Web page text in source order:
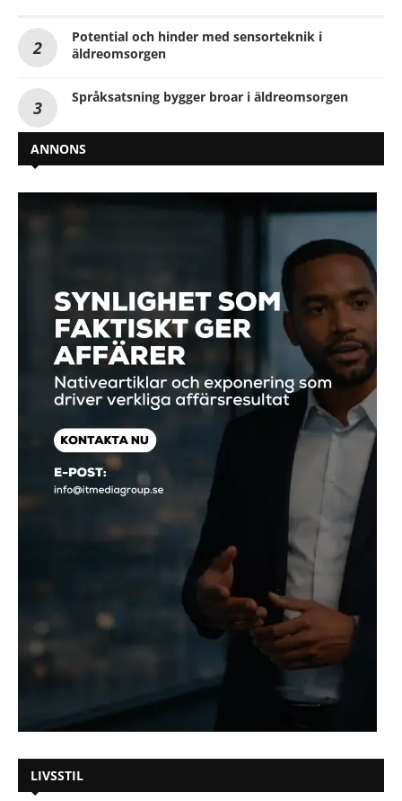
Potential och hinder med sensorteknik i
äldreomsorgen
Språksatsning bygger broar i äldreomsorgen
ANNONS
LIVSSTIL